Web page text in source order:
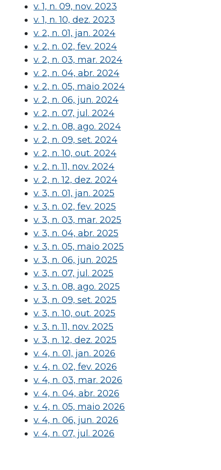
v. 1, n. 09, nov. 2023
v. 1, n. 10, dez. 2023
v. 2, n. 01, jan. 2024
v. 2, n. 02, fev. 2024
v. 2, n. 03, mar. 2024
v. 2, n. 04, abr. 2024
v. 2, n. 05, maio 2024
v. 2, n. 06, jun. 2024
v. 2, n. 07, jul. 2024
v. 2, n. 08, ago. 2024
v. 2, n. 09, set. 2024
v. 2, n. 10, out. 2024
v. 2, n. 11, nov. 2024
v. 2, n. 12, dez. 2024
v. 3, n. 01, jan. 2025
v. 3, n. 02, fev. 2025
v. 3, n. 03, mar. 2025
v. 3, n. 04, abr. 2025
v. 3, n. 05, maio 2025
v. 3, n. 06, jun. 2025
v. 3, n. 07, jul. 2025
v. 3, n. 08, ago. 2025
v. 3, n. 09, set. 2025
v. 3, n. 10, out. 2025
v. 3, n. 11, nov. 2025
v. 3, n. 12, dez. 2025
v. 4, n. 01, jan. 2026
v. 4, n. 02, fev. 2026
v. 4, n. 03, mar. 2026
v. 4, n. 04, abr. 2026
v. 4, n. 05, maio 2026
v. 4, n. 06, jun. 2026
v. 4, n. 07, jul. 2026